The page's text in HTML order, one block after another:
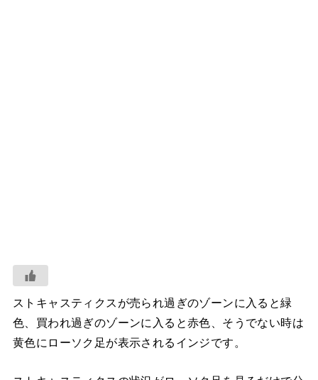
ストキャスティクスが売られ過ぎのゾーンに入ると緑
色、買われ過ぎのゾーンに入ると赤色、そうでない時は
黄色にローソク足が表示されるインジです。